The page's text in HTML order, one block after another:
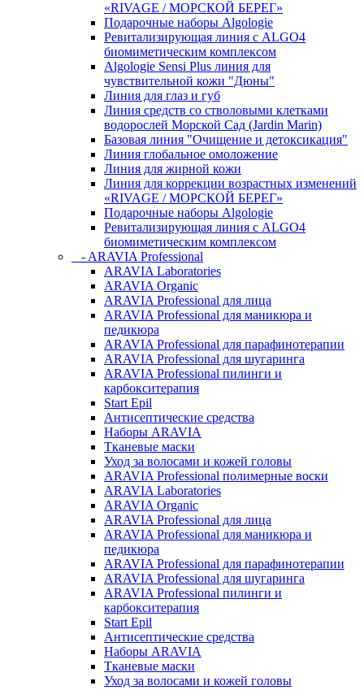
«RIVAGE / МОРСКОЙ БЕРЕГ»
Подарочные наборы Algologie
Ревитализирующая линия с ALGO4
биомиметическим комплексом
Algologie Sensi Plus линия для
чувcтвительной кожи "Дюны"
Линия для глаз и губ
Линия средств со стволовыми клетками
водорослей Морской Сад (Jardin Marin)
Базовая линия "Очищение и детоксикация"
Линия глобальное омоложение
Линия для жирной кожи
Линия для коррекции возрастных изменений
«RIVAGE / МОРСКОЙ БЕРЕГ»
Подарочные наборы Algologie
Ревитализирующая линия с ALGO4
биомиметическим комплексом
- ARAVIA Professional
ARAVIA Laboratories
ARAVIA Organic
ARAVIA Professional для лица
ARAVIA Professional для маникюра и
педикюра
ARAVIA Professional для парафинотерапии
ARAVIA Professional для шугаринга
ARAVIA Professional пилинги и
карбокситерапия
Start Epil
Антисептические средства
Наборы ARAVIA
Тканевые маски
Уход за волосами и кожей головы
ARAVIA Professional полимерные воски
ARAVIA Laboratories
ARAVIA Organic
ARAVIA Professional для лица
ARAVIA Professional для маникюра и
педикюра
ARAVIA Professional для парафинотерапии
ARAVIA Professional для шугаринга
ARAVIA Professional пилинги и
карбокситерапия
Start Epil
Антисептические средства
Наборы ARAVIA
Тканевые маски
Уход за волосами и кожей головы